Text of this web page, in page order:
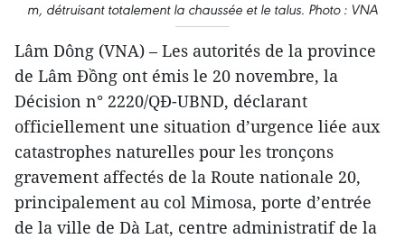
m, détruisant totalement la chaussée et le talus. Photo : VNA
Lâm Dông (VNA) – Les autorités de la province
de Lâm Đồng ont émis le 20 novembre, la
Décision n° 2220/QĐ-UBND, déclarant
officiellement une situation d’urgence liée aux
catastrophes naturelles pour les tronçons
gravement affectés de la Route nationale 20,
principalement au col Mimosa, porte d’entrée
de la ville de Dà Lat, centre administratif de la